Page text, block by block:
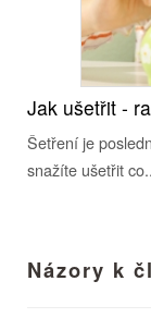
Jak ušetřit -
Šetření je
snažíte ušetřit
Názory k